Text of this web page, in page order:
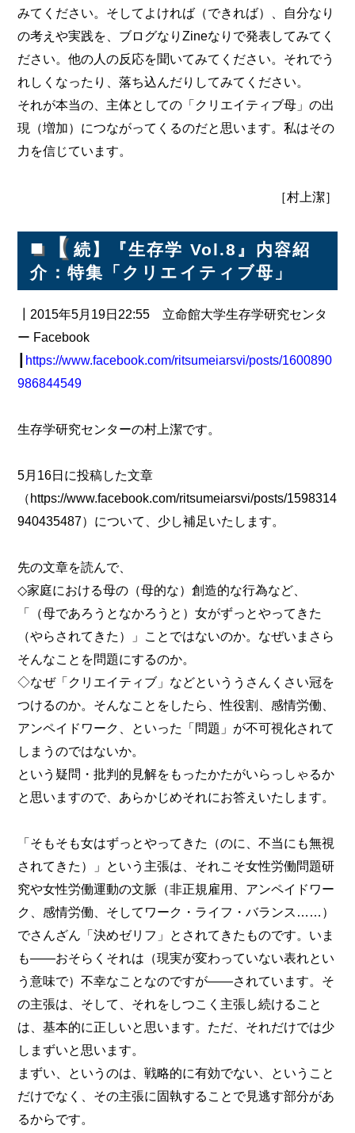
みてください。そしてよければ（できれば）、自分なり
の考えや実践を、ブログなりZineなりで発表してみてく
ださい。他の人の反応を聞いてみてください。それでう
れしくなったり、落ち込んだりしてみてください。
それが本当の、主体としての「クリエイティブ母」の出
現（増加）につながってくるのだと思います。私はその
力を信じています。
［村上潔］
■【 続】『生存学 Vol.8』内容紹
介：特集「クリエイティブ母」
┃2015年5月19日22:55 立命館大学生存学研究センタ
ー Facebook
https://www.facebook.com/ritsumeiarsvi/posts/1600890
986844549
生存学研究センターの村上潔です。
5月16日に投稿した文章
（https://www.facebook.com/ritsumeiarsvi/posts/1598314
940435487）について、少し補足いたします。
先の文章を読んで、
◇家庭における母の（母的な）創造的な行為など、
「（母であろうとなかろうと）女がずっとやってきた
（やらされてきた）」ことではないのか。なぜいまさら
そんなことを問題にするのか。
◇なぜ「クリエイティブ」などといううさんくさい冠を
つけるのか。そんなことをしたら、性役割、感情労働、
アンペイドワーク、といった「問題」が不可視化されて
しまうのではないか。
という疑問・批判的見解をもったかたがいらっしゃるか
と思いますので、あらかじめそれにお答えいたします。
「そもそも女はずっとやってきた（のに、不当にも無視
されてきた）」という主張は、それこそ女性労働問題研
究や女性労働運動の文脈（非正規雇用、アンペイドワー
ク、感情労働、そしてワーク・ライフ・バランス……）
でさんざん「決めゼリフ」とされてきたものです。いま
も――おそらくそれは（現実が変わっていない表れとい
う意味で）不幸なことなのですが――されています。そ
の主張は、そして、それをしつこく主張し続けること
は、基本的に正しいと思います。ただ、それだけでは少
しまずいと思います。
まずい、というのは、戦略的に有効でない、ということ
だけでなく、その主張に固執することで見逃す部分があ
るからです。